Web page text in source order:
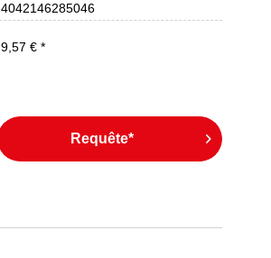
4042146285046
9,57 € *
Requête*